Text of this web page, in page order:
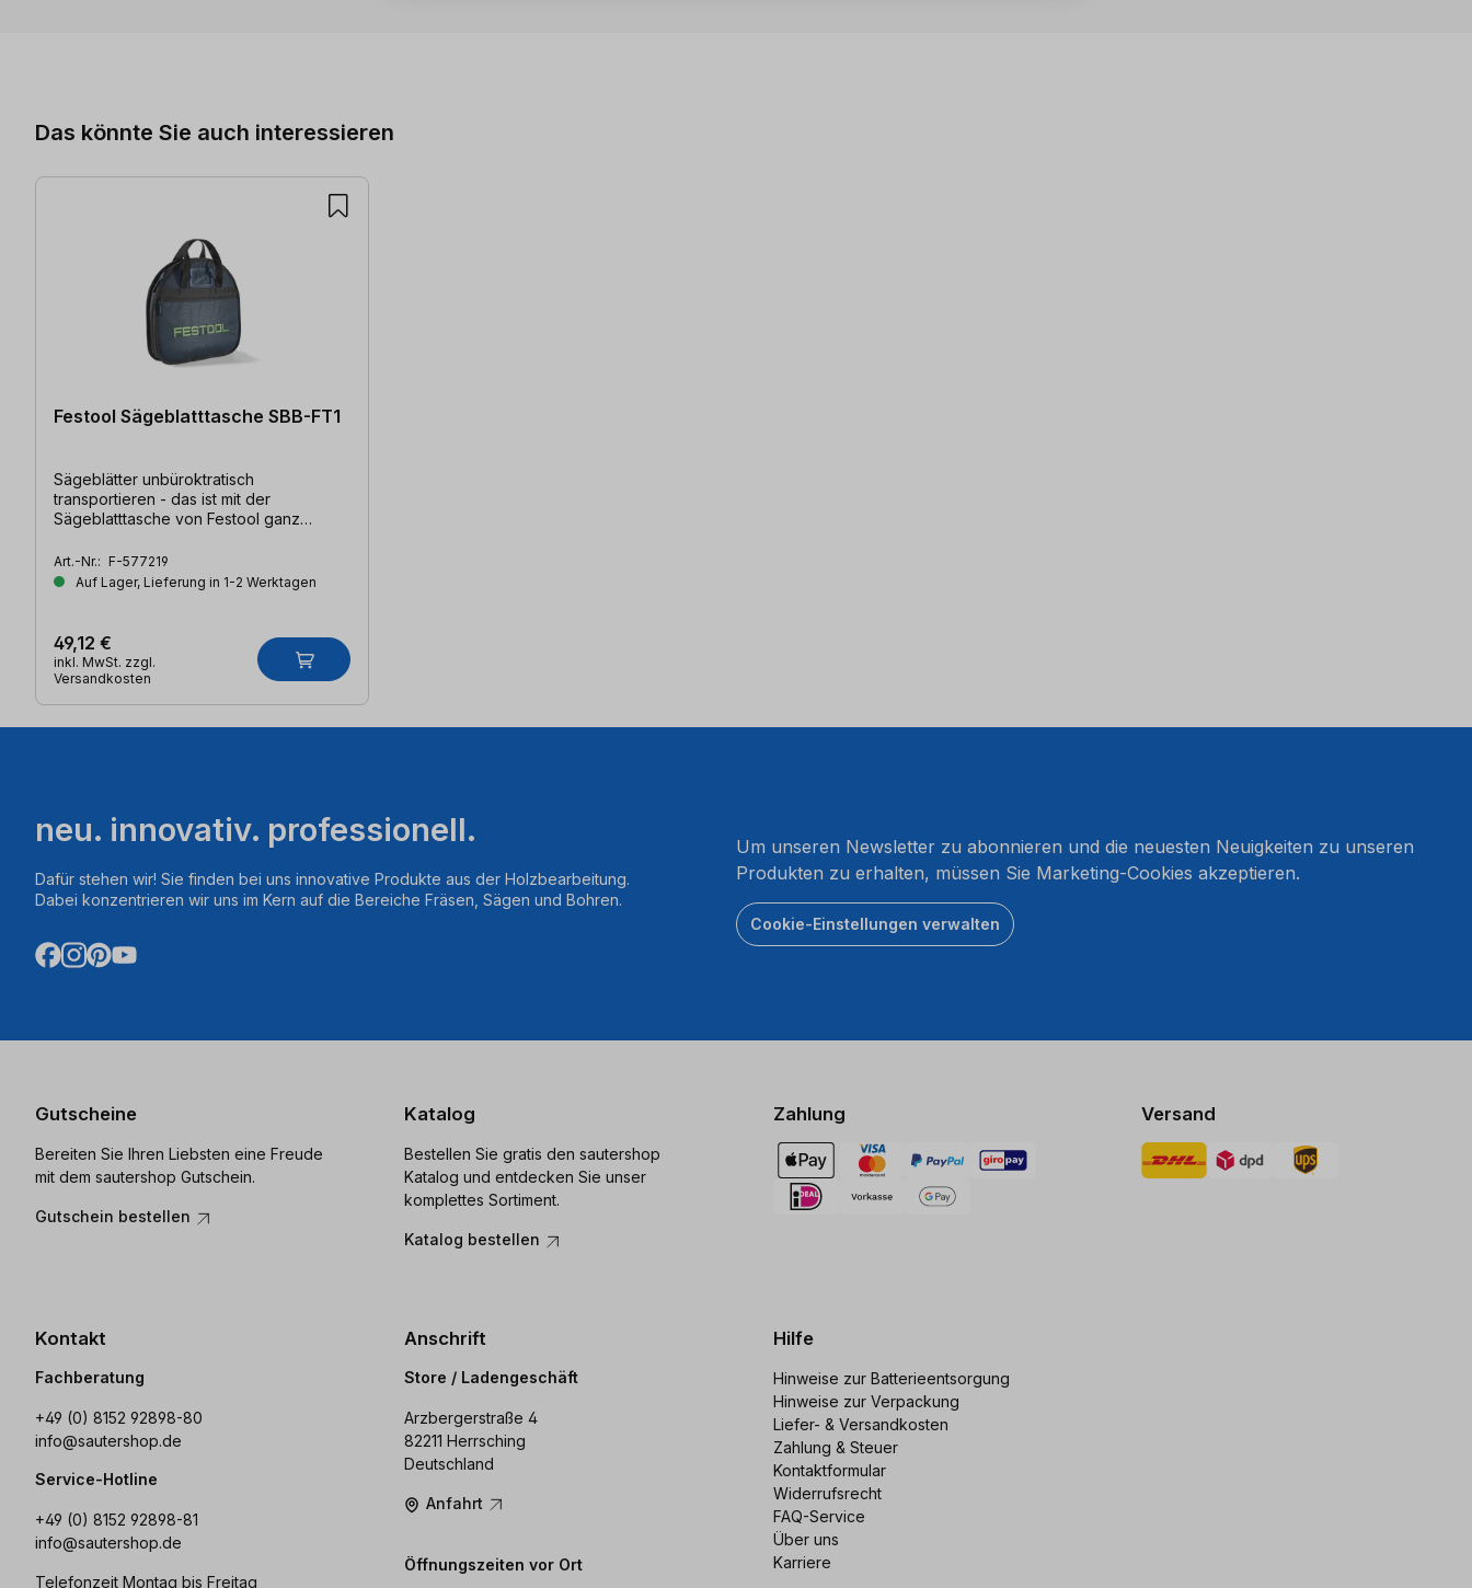
Das könnte Sie auch interessieren
Festool Sägeblatttasche SBB-FT1
Sägeblätter unbüroktratisch
transportieren - das ist mit der
Sägeblatttasche von Festool ganz
Art.-Nr.: F-577219
Auf Lager, Lieferung in 1-2 Werktagen
49,12 €
inkl. MwSt. zzgl.
Versandkosten
neu. innovativ. professionell.
Dafür stehen wir! Sie finden bei uns innovative Produkte aus der Holzbearbeitung.
Dabei konzentrieren wir uns im Kern auf die Bereiche Fräsen, Sägen und Bohren.
Um unseren Newsletter zu abonnieren und die neuesten Neuigkeiten zu unseren
Produkten zu erhalten, müssen Sie Marketing-Cookies akzeptieren.
Cookie-Einstellungen verwalten
Gutscheine
Bereiten Sie Ihren Liebsten eine Freude
mit dem sautershop Gutschein.
Gutschein bestellen
Katalog
Bestellen Sie gratis den sautershop
Katalog und entdecken Sie unser
komplettes Sortiment.
Katalog bestellen
Zahlung Versand
Kontakt
Fachberatung
+49 (0) 8152 92898-80
info@sautershop.de
Service-Hotline
+49 (0) 8152 92898-81
info@sautershop.de
Telefonzeit Montag bis Freitag
Anschrift
Store / Ladengeschäft
Arzbergerstraße 4
82211 Herrsching
Deutschland
Anfahrt
Öffnungszeiten vor Ort
Hilfe
Hinweise zur Batterieentsorgung
Hinweise zur Verpackung
Liefer- & Versandkosten
Zahlung & Steuer
Kontaktformular
Widerrufsrecht
FAQ-Service
Über uns
Karriere